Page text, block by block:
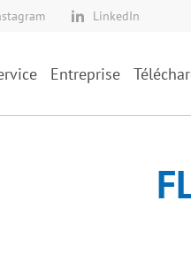
LinkedIn
Entreprise